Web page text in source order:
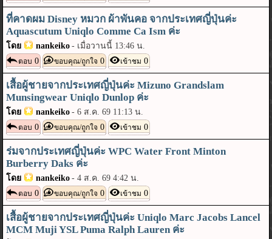
ที่คาดผม Disney หมวก ผ้าพันคอ จากประเทศญี่ปุ่นค่ะ
Aquascutum Uniqlo Comme Ca Ism ค่ะ
โดย nankeiko - เมื่อวานนี้ 13:46 น.
ตอบ 0 ขอบคุณ/ถูกใจ 0 เข้าชม 0
เสื้อผู้ชายจากประเทศญี่ปุ่นค่ะ Mizuno Grandslam
Munsingwear Uniqlo Dunlop ค่ะ
โดย nankeiko -6 ส.ค. 69 11:13 น.
ตอบ 0 ขอบคุณ/ถูกใจ 0 เข้าชม 0
ร่มจากประเทศญี่ปุ่นค่ะ WPC Water Front Minton
Burberry Daks ค่ะ
โดย nankeiko -4 ส.ค. 69 4:42 น.
ตอบ 0 ขอบคุณ/ถูกใจ 0 เข้าชม 0
เสื้อผู้ชายจากประเทศญี่ปุ่นค่ะ Uniqlo Marc Jacobs Lancel
MCM Muji YSL Puma Ralph Lauren ค่ะ